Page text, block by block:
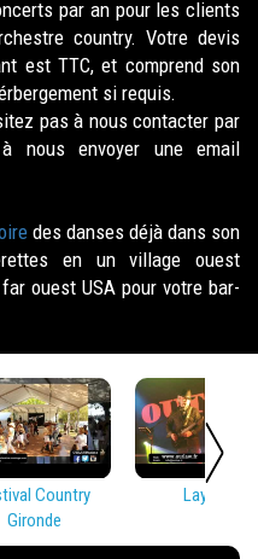
par an pour les clients
country. Votre devis
est TTC, et comprend son
si requis.
pas à nous contacter par
à nous envoyer une email
des danses déjà dans son
en un village ouest
ouest USA pour votre bar-
Country
Gironde
Lay Low